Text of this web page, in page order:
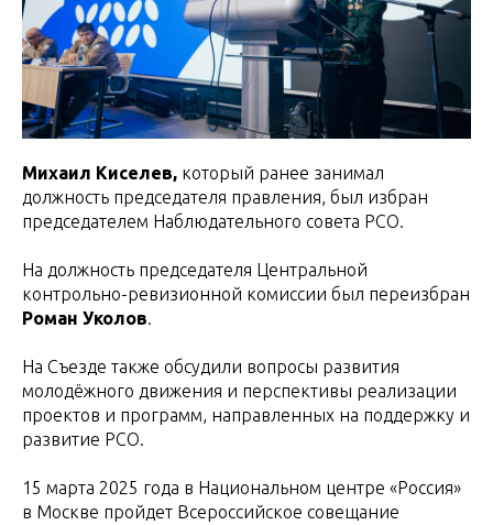
Михаил Киселев, который ранее занимал
должность председателя правления, был избран
председателем Наблюдательного совета РСО.
На должность председателя Центральной
контрольно-ревизионной комиссии был переизбран
Роман Уколов.
На Съезде также обсудили вопросы развития
молодёжного движения и перспективы реализации
проектов и программ, направленных на поддержку и
развитие РСО.
15 марта 2025 года в Национальном центре «Россия»
в Москве пройдет Всероссийское совещание